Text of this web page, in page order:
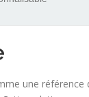
une